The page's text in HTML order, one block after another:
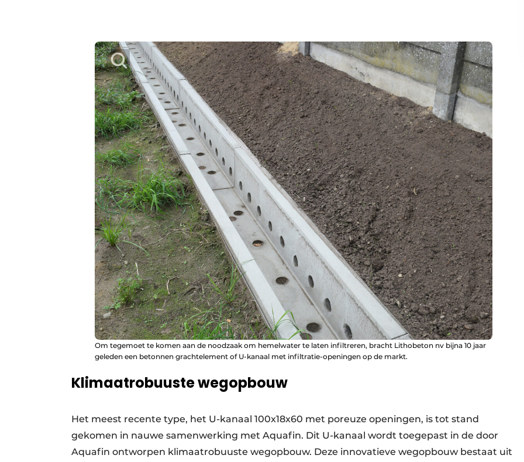
Om tegemoet te komen aan de noodzaak om hemelwater te laten infiltreren, bracht Lithobeton nv bijna 10 jaar
geleden een betonnen grachtelement of U-kanaal met infiltratie-openingen op de markt.
Klimaatrobuuste wegopbouw
Het meest recente type, het U-kanaal 100x18x60 met poreuze openingen, is tot stand
gekomen in nauwe samenwerking met Aquafin. Dit U-kanaal wordt toegepast in de door
Aquafin ontworpen klimaatrobuuste wegopbouw. Deze innovatieve wegopbouw bestaat uit